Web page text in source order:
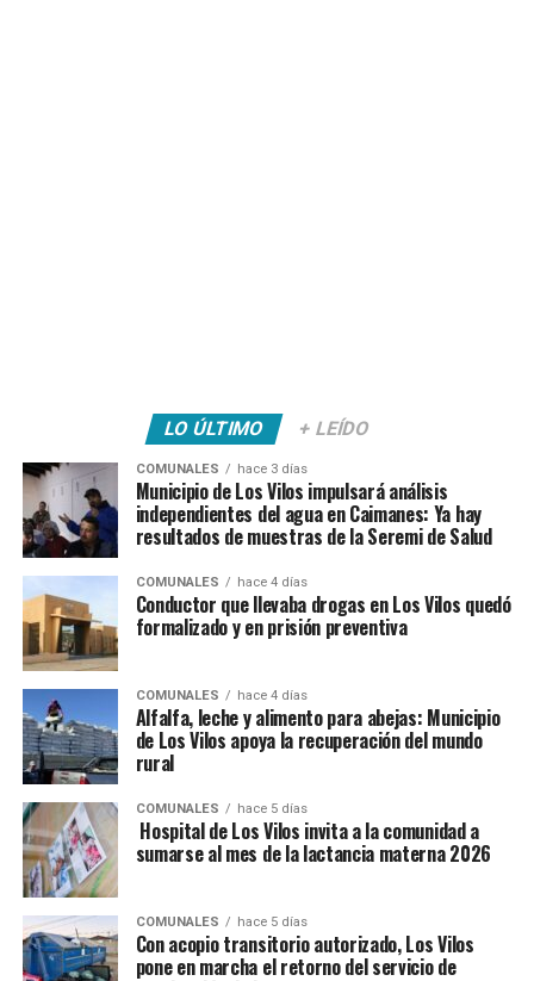
LO ÚLTIMO + LEÍDO
COMUNALES hace 3 días
Municipio de Los Vilos impulsará análisis
independientes del agua en Caimanes: Ya hay
resultados de muestras de la Seremi de Salud
COMUNALES hace 4 días
Conductor que llevaba drogas en Los Vilos quedó
formalizado y en prisión preventiva
COMUNALES hace 4 días
Alfalfa, leche y alimento para abejas: Municipio
de Los Vilos apoya la recuperación del mundo
rural
COMUNALES hace 5 días
Hospital de Los Vilos invita a la comunidad a
sumarse al mes de la lactancia materna 2026
COMUNALES hace 5 días
Con acopio transitorio autorizado, Los Vilos
pone en marcha el retorno del servicio de